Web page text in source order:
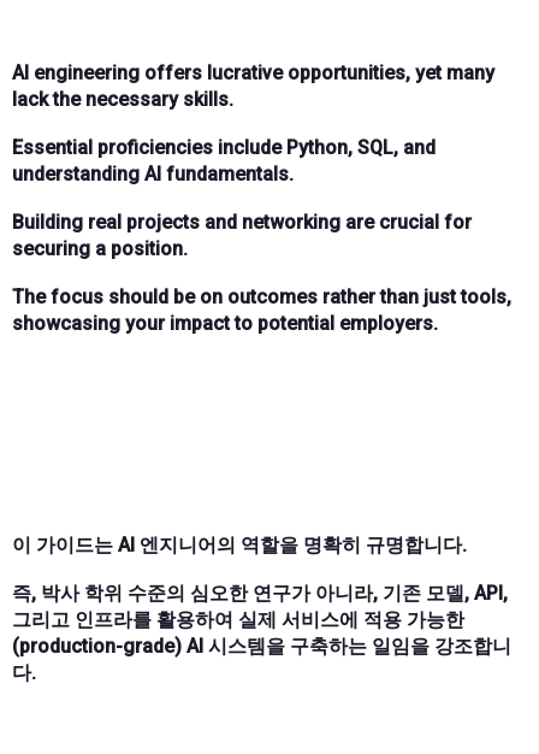
AI engineering offers lucrative opportunities, yet many
lack the necessary skills.
Essential proficiencies include Python, SQL, and
understanding AI fundamentals.
Building real projects and networking are crucial for
securing a position.
The focus should be on outcomes rather than just tools,
showcasing your impact to potential employers.
이 가이드는 AI 엔지니어의 역할을 명확히 규명합니다.
즉, 박사 학위 수준의 심오한 연구가 아니라, 기존 모델, API,
그리고 인프라를 활용하여 실제 서비스에 적용 가능한
(production-grade) AI 시스템을 구축하는 일임을 강조합니
다.